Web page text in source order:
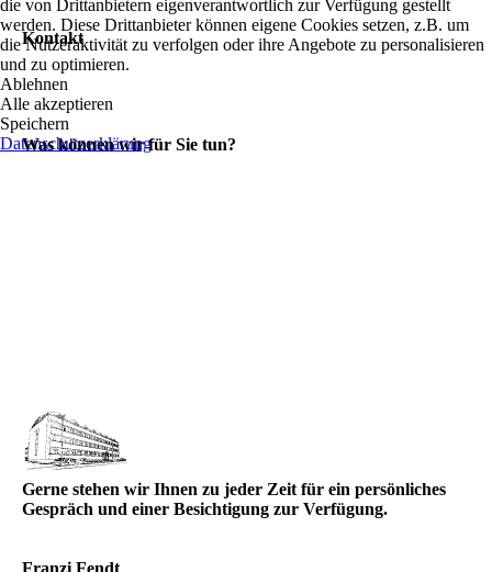
Kontakt
Was können wir für Sie tun?
Gerne stehen wir Ihnen zu jeder Zeit für ein per­sönliches
Gespräch und einer Besichtigung zur Verfügung.
Franzi Fendt
die von Drittanbietern eigenverantwortlich zur Verfügung gestellt
werden. Diese Drittanbieter können eigene Cookies setzen, z.B. um
die Nutzeraktivität zu verfolgen oder ihre Angebote zu personalisieren
und zu optimieren.
Ablehnen
Alle akzeptieren
Speichern
Datenschutzerklärung